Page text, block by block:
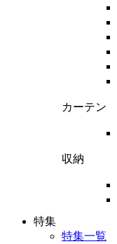
カーテン
収納
特集
特集一覧